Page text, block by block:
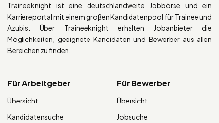
Traineeknight ist eine deutschlandweite Jobbörse und ein
Karriereportal mit einem großen Kandidatenpool für Trainee und
Azubis. Über Traineeknight erhalten Jobanbieter die
Möglichkeiten, geeignete Kandidaten und Bewerber aus allen
Bereichen zu finden.
Für Arbeitgeber
Übersicht
Kandidatensuche
Für Bewerber
Übersicht
Jobsuche